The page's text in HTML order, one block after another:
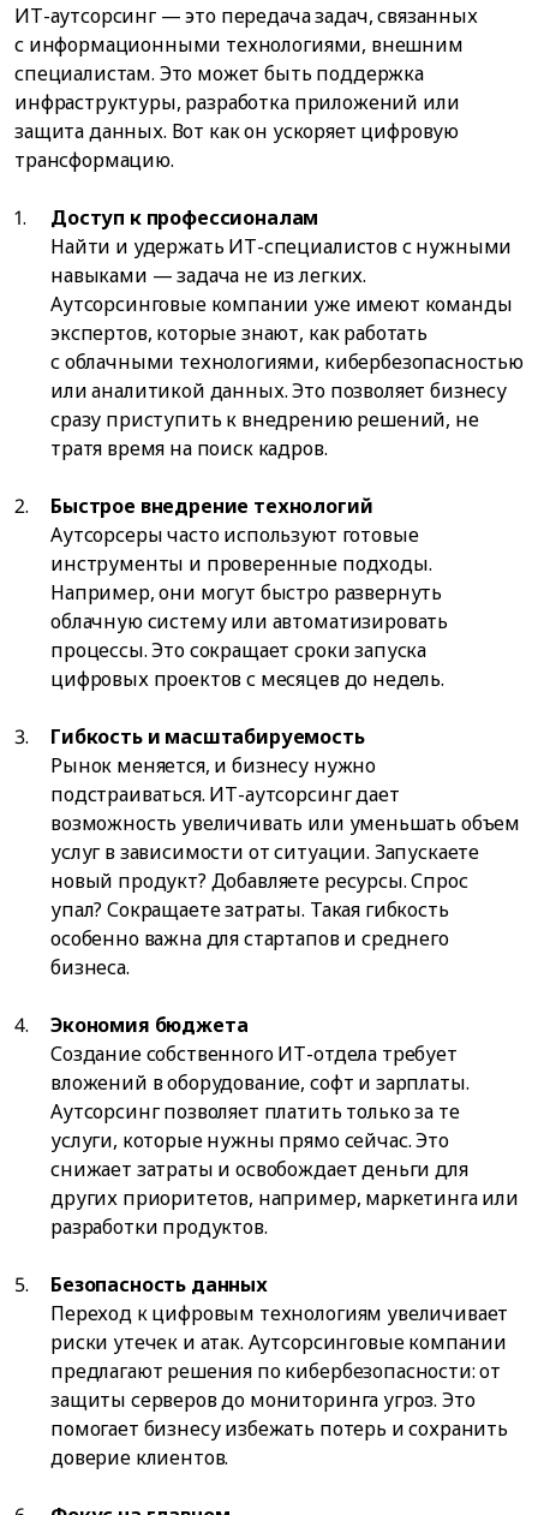
ИТ-аутсорсинг — это передача задач, связанных
с информационными технологиями, внешним
специалистам. Это может быть поддержка
инфраструктуры, разработка приложений или
защита данных. Вот как он ускоряет цифровую
трансформацию.
Доступ к профессионалам
Найти и удержать ИТ-специалистов с нужными
навыками — задача не из легких.
Аутсорсинговые компании уже имеют команды
экспертов, которые знают, как работать
с облачными технологиями, кибербезопасностью
или аналитикой данных. Это позволяет бизнесу
сразу приступить к внедрению решений, не
тратя время на поиск кадров.
Быстрое внедрение технологий
Аутсорсеры часто используют готовые
инструменты и проверенные подходы.
Например, они могут быстро развернуть
облачную систему или автоматизировать
процессы. Это сокращает сроки запуска
цифровых проектов с месяцев до недель.
Гибкость и масштабируемость
Рынок меняется, и бизнесу нужно
подстраиваться. ИТ-аутсорсинг дает
возможность увеличивать или уменьшать объем
услуг в зависимости от ситуации. Запускаете
новый продукт? Добавляете ресурсы. Спрос
упал? Сокращаете затраты. Такая гибкость
особенно важна для стартапов и среднего
бизнеса.
Экономия бюджета
Создание собственного ИТ-отдела требует
вложений в оборудование, софт и зарплаты.
Аутсорсинг позволяет платить только за те
услуги, которые нужны прямо сейчас. Это
снижает затраты и освобождает деньги для
других приоритетов, например, маркетинга или
разработки продуктов.
Безопасность данных
Переход к цифровым технологиям увеличивает
риски утечек и атак. Аутсорсинговые компании
предлагают решения по кибербезопасности: от
защиты серверов до мониторинга угроз. Это
помогает бизнесу избежать потерь и сохранить
доверие клиентов.